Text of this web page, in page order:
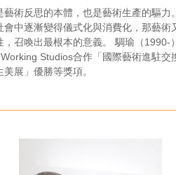
術反思的本體，也是藝術生產的驅
中逐漸變得儀式化與消費化，那藝
召喚出最根本的意義。 騆瑜（
Studios合作「國際藝術進駐
展」優勝等獎項。